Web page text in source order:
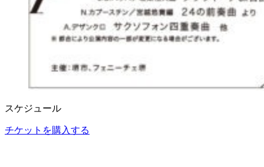
スケジュール
チケットを購入する